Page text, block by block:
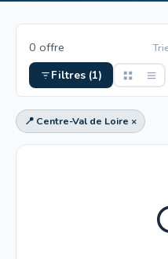
0 offre
Filtres (1)
📍 Centre-Val de Loire ×